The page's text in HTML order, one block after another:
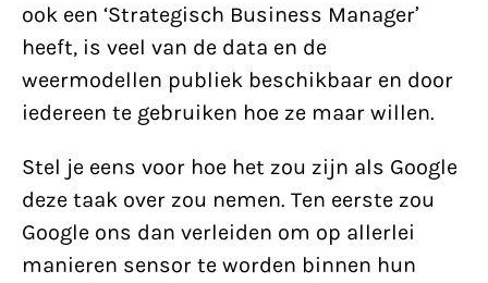
ook een ‘Strategisch Business Manager’
heeft, is veel van de data en de
weermodellen publiek beschikbaar en door
iedereen te gebruiken hoe ze maar willen.
Stel je eens voor hoe het zou zijn als Google
deze taak over zou nemen. Ten eerste zou
Google ons dan verleiden om op allerlei
manieren sensor te worden binnen hun